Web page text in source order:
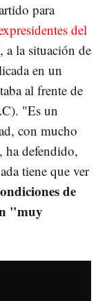
para
del
a la situación de
en un
al frente de
"Es un
con mucho
defendido,
tiene que ver
de
"muy